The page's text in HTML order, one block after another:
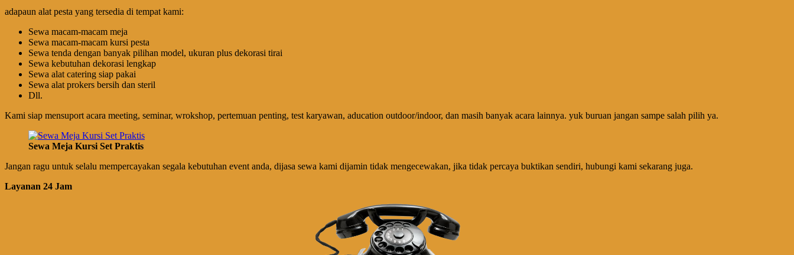
adapaun alat pesta yang tersedia di tempat kami:
Sewa macam-macam meja
Sewa macam-macam kursi pesta
Sewa tenda dengan banyak pilihan model, ukuran plus dekorasi tirai
Sewa kebutuhan dekorasi lengkap
Sewa alat catering siap pakai
Sewa alat prokers bersih dan steril
Dll.
Kami siap mensuport acara meeting, seminar, wrokshop, pertemuan penting, test karyawan, aducation outdoor/indoor, dan masih banyak acara lainnya. yuk buruan jangan sampe salah pilih ya.
Sewa Meja Kursi Set Praktis
Jangan ragu untuk selalu mempercayakan segala kebutuhan event anda, dijasa sewa kami dijamin tidak mengecewakan, jika tidak percaya buktikan sendiri, hubungi kami sekarang juga.
Layanan 24 Jam